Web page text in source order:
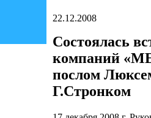
22.12.2008
Состоялась
компаний
послом
Г.Стронком